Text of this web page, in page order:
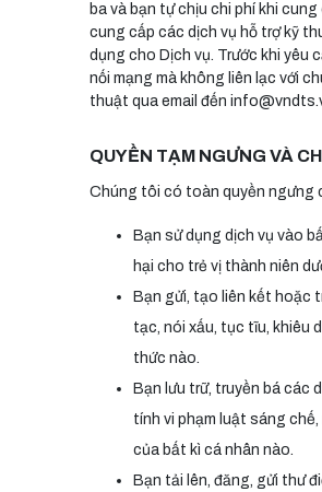
ba và bạn tự chịu chi phí khi
cung cấp các dịch vụ hỗ trợ kỹ
dụng cho Dịch vụ. Trước khi yêu
nối mạng mà không liên lạc với
thuật qua email đến
QUYỀN TẠM NGƯNG VÀ
Chúng tôi có toàn quyền ngưng
Bạn sử dụng dịch vụ vào
hại cho trẻ vị thành niên
Bạn gửi, tạo liên kết hoặc
tạc, nói xấu, tục tĩu, khiêu
thức nào.
Bạn lưu trữ, truyền bá các
tính vi phạm luật sáng
của bất kì cá nhân nào.
Bạn tải lên, đăng, gửi thư